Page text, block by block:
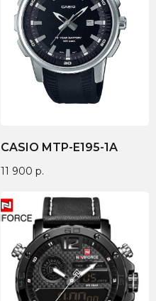
CASIO MTP-E195-1A
11 900 р.